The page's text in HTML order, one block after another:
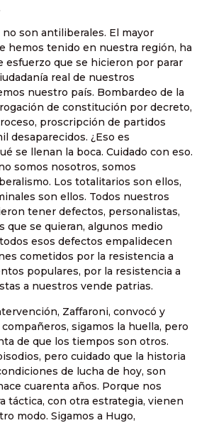
son antiliberales. El mayor
hemos tenido en nuestra región, ha
esfuerzo que se hicieron por parar
real de nuestros
nuestro país. Bombardeo de la
de constitución por decreto,
proscripción de partidos
desaparecidos. ¿Eso es
se llenan la boca. Cuidado con eso.
somos nosotros, somos
Los totalitarios son ellos,
son ellos. Todos nuestros
tener defectos, personalistas,
que se quieran, algunos medio
esos defectos empalidecen
cometidos por la resistencia a
populares, por la resistencia a
a nuestros vende patrias.
Zaffaroni, convocó y
sigamos la huella, pero
de que los tiempos son otros.
pero cuidado que la historia
de lucha de hoy, son
cuarenta años. Porque nos
táctica, con otra estrategia, vienen
modo. Sigamos a Hugo,